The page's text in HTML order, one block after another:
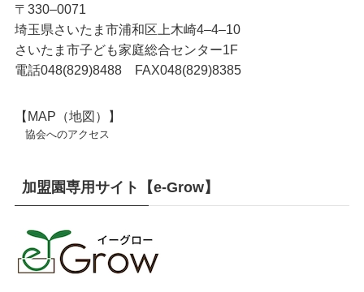
〒330‒0071
埼玉県さいたま市浦和区上木崎4‒4‒10
さいたま市子ども家庭総合センター1F
電話048(829)8488 FAX048(829)8385
【MAP（地図）】
協会へのアクセス
加盟園専用サイト【e-Grow】